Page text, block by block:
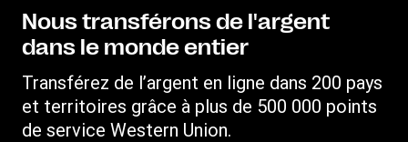
Trouver des agences
Téléchargez l’application
Portefeuille mobile
Blogue
Signaler un bogue
Déclaration de confidentialité
Conditions générales
Informations sur les cookies
Nous transférons de l'argent
dans le monde entier
Transférez de l’argent en ligne dans 200 pays
et territoires grâce à plus de 500 000 points
de service Western Union.